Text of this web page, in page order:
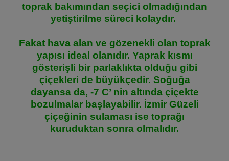
toprak bakımından seçici olmadığından
yetiştirilme süreci kolaydır.
Fakat hava alan ve gözenekli olan toprak
yapısı ideal olanıdır. Yaprak kısmı
gösterişli bir parlaklıkta olduğu gibi
çiçekleri de büyükçedir. Soğuğa
dayansa da, -7 C’ nin altında çiçekte
bozulmalar başlayabilir. İzmir Güzeli
çiçeğinin sulaması ise toprağı
kuruduktan sonra olmalıdır.